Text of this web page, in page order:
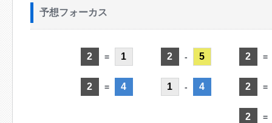
予想フォーカス
2 = 1
2 = 4
2 - 5
1 - 4
2 =
2 =
2 =